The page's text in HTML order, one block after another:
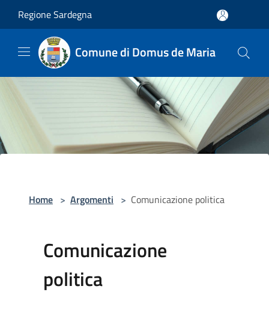
Regione Sardegna
Comune di Domus de Maria
Home > Argomenti > Comunicazione politica
Comunicazione
politica